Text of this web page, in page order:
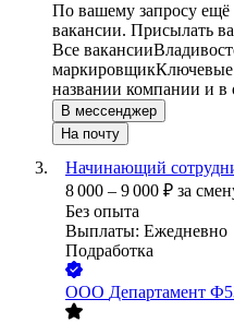
По вашему запросу ещё
вакансии. Присылать
Все вакансии
маркировщикКлючевые
названии компании и в
В мессенджер
На почту
Начинающий
8 000 – 9 000 ₽ за
Без опыта
Выплаты: Ежедневно
Подработка
ООО Департамент